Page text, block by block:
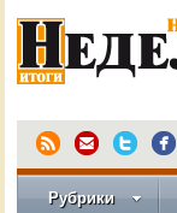
Рубрики